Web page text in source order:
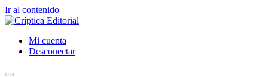
Ir al contenido
Mi cuenta
Desconectar